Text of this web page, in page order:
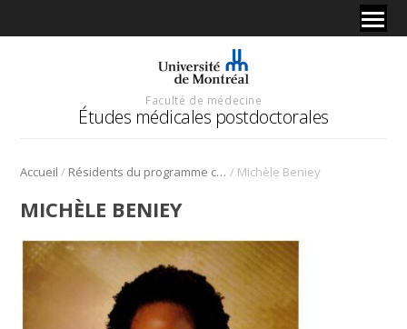
Faculté de médecine
Études médicales postdoctorales
Accueil / Résidents du programme cliniciens-chercheurs / Michèle Beniey
MICHÈLE BENIEY